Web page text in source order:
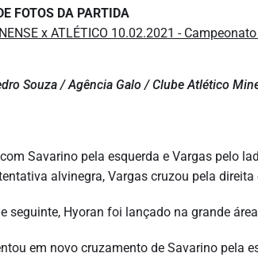
FOTOS DA PARTIDA
Souza / Agência Galo / Clube Atlético
Savarino pela esquerda e Vargas pelo
alvinegra, Vargas cruzou pela
seguinte, Hyoran foi lançado na grande
em novo cruzamento de Savarino pela